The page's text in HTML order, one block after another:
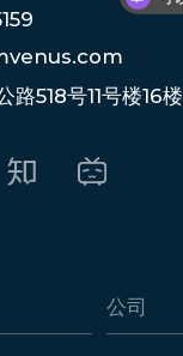
路518号11号楼16楼